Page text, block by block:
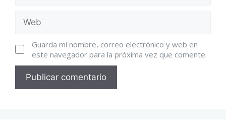
Guarda mi nombre, correo electrónico y web en
este navegador para la próxima vez que comente.